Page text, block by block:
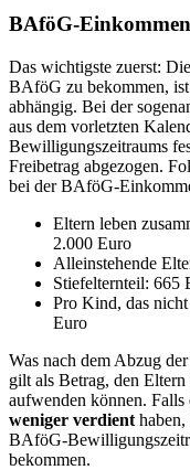
BAföG-
Das wichtigste zuerst: Die
BAföG zu bekommen,
abhängig. Bei der
aus dem vorletzten
Bewilligungszeitraums
Freibetrag abgezogen.
bei derBAföG-
Eltern leben
2.000 Euro
Alleinstehende
Stiefelternteil: 665
Pro Kind, das
Euro
Was nach dem Abzug
gilt als Betrag, den
aufwenden können. Falls
weniger verdient
BAföG-
bekommen.